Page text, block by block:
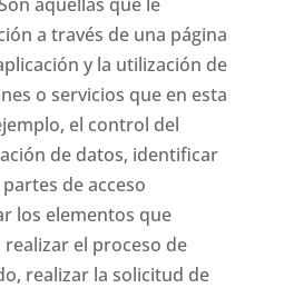
a través de una página
y la utilización de
o servicios que en esta
el control del
de datos, identificar
de acceso
los elementos que
el proceso de
realizar la solicitud de